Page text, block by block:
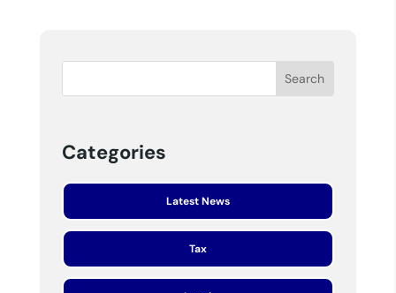
Categories
Latest News
Tax